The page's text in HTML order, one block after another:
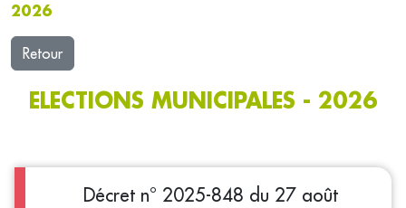
2026
Retour
ELECTIONS MUNICIPALES - 2026
Décret n° 2025-848 du 27 août